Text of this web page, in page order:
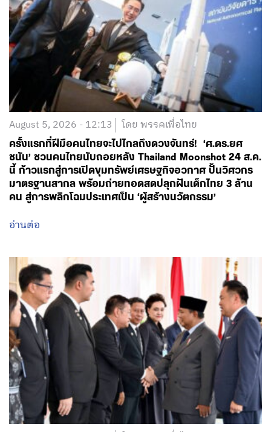
August 5, 2026 - 12:13 โดย พรรคเพื่อไทย
ครั้งแรกที่ฝีมือคนไทยจะไปไกลถึงดวงจันทร์! ‘ศ.ดร.ยศ
ชนัน’ ชวนคนไทยนับถอยหลัง Thailand Moonshot 24 ส.ค.
นี้ ก้าวแรกสู่การเปิดขุมทรัพย์เศรษฐกิจอวกาศ ปั้นวิศวกร
มาตรฐานสากล พร้อมถ่ายทอดสดปลุกฝันเด็กไทย 3 ล้าน
คน สู่การพลิกโฉมประเทศเป็น ‘ผู้สร้างนวัตกรรม’
อ่านต่อ